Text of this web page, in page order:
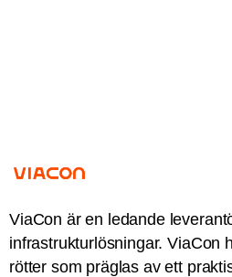
ViaCon är en ledande
infrastrukturlösningar. ViaCon
rötter som präglas av ett